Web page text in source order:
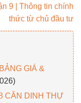
9 | Thông tin chính
thức từ chủ đầu tư
GIÁ &
CĂN DINH THỰ